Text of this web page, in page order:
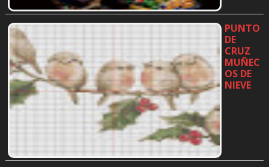
PUNTO
DE
CRUZ
MUÑEC
OS DE
NIEVE